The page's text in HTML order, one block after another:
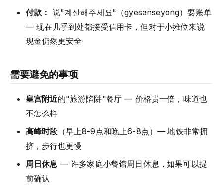
付款： 说"계산해주세요"（gyesanseyong）要账单
— 现在几乎到处都接受信用卡，但对于小摊位来说
现金仍然更安全
需要避免的事项
皇宫附近的"旅游陷阱"餐厅 — 价格贵一倍，味道也
不怎么样
高峰时段 （早上8-9点和晚上6-8点）— 地铁非常拥
挤，步行也更慢
周日休息 — 许多家庭小餐馆周日休息，如果可以提
前确认